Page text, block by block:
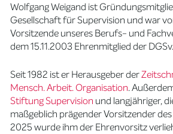
Wolfgang Weigand ist
Gesellschaft für Supervision und war
Vorsitzende unseres Berufs- und
dem 15.11.2003 Ehrenmitglied der DGSv.
Seit 1982 ist er Herausgeber der
Mensch. Arbeit. Organisation.
Stiftung Supervision und langjähriger,
maßgeblich prägender Vorsitzender
2025 wurde ihm der Ehrenvorsitz